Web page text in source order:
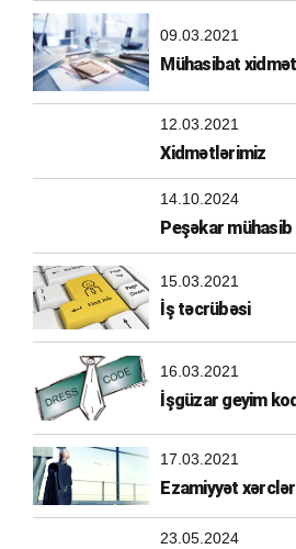
09.03.2021
Mühasibat
12.03.2021
Xidmətlərimiz
14.10.2024
Peşəkar mühasib
15.03.2021
İş təcrübəsi
16.03.2021
İşgüzar geyim
17.03.2021
Ezamiyyət
23.05.2024